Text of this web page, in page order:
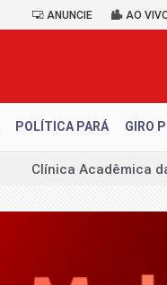
ANUNCIE AO
POLÍTICA PARÁ GIRO
Clínica Acadêmica